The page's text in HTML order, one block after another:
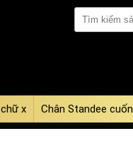
x Chân Standee cuốn